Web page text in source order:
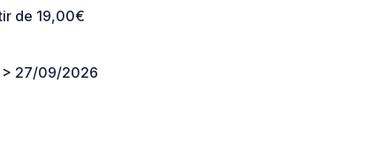
de 19,00€
27/09/2026